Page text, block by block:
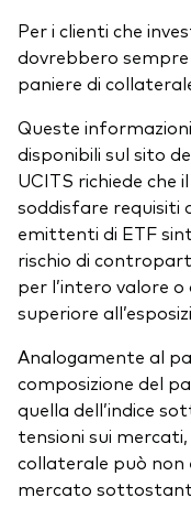
Per i clienti che
dovrebbero
paniere di
Queste
disponibili sul sito
UCITS richiede che
soddisfare requisiti
emittenti di ETF
rischio di
per l’intero valore
superiore
Analogamente al
composizione del
quella dell’indice
tensioni sui
collaterale può non
mercato